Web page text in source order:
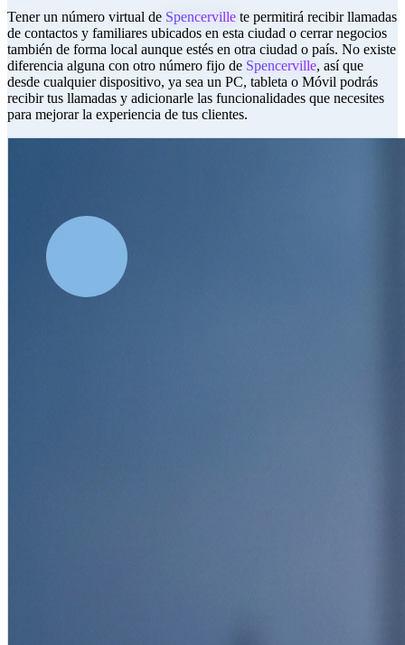
Tener un número virtual de Spencerville te permitirá recibir llamadas
de contactos y familiares ubicados en esta ciudad o cerrar negocios
también de forma local aunque estés en otra ciudad o país. No existe
diferencia alguna con otro número fijo de Spencerville, así que
desde cualquier dispositivo, ya sea un PC, tableta o Móvil podrás
recibir tus llamadas y adicionarle las funcionalidades que necesites
para mejorar la experiencia de tus clientes.